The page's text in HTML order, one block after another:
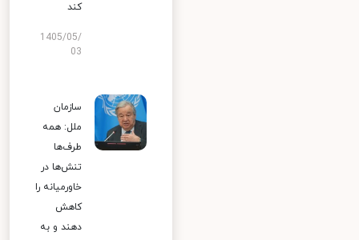
کند
1405/05/
03
سازمان
ملل: همه
طرف‌ها
تنش‌ها در
خاورمیانه را
کاهش
دهند و به